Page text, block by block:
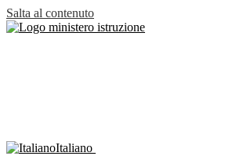
Salta al contenuto
Italiano